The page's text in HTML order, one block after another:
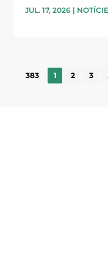
JUL. 17, 2026 |
383
1 2 3